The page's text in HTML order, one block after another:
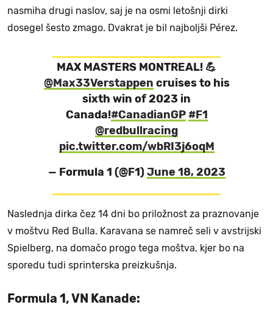
nasmiha drugi naslov, saj je na osmi letošnji dirki
dosegel šesto zmago. Dvakrat je bil najboljši Pérez.
MAX MASTERS MONTREAL! 💪
@Max33Verstappen cruises to his
sixth win of 2023 in
Canada!#CanadianGP #F1
@redbullracing
pic.twitter.com/wbRI3j6oqM
— Formula 1 (@F1)June 18, 2023
Naslednja dirka čez 14 dni bo priložnost za praznovanje
v moštvu Red Bulla. Karavana se namreč seli v avstrijski
Spielberg, na domačo progo tega moštva, kjer bo na
sporedu tudi sprinterska preizkušnja.
Formula 1, VN Kanade: